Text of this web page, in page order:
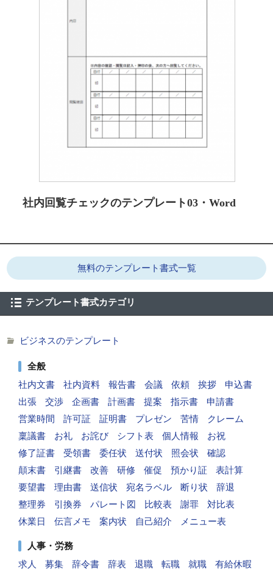
社内回覧チェックのテンプレート03・Word
無料のテンプレート書式一覧
テンプレート書式カテゴリ
ビジネスのテンプレート
全般
社内文書
社内資料 報告書 会議 依頼 挨拶
申込書
出張
交渉 企画書 計画書 提案 指示書
申請書
営業時間
許可証 証明書 プレゼン 苦情
クレーム
稟議書
お礼 お詫び シフト表 個人情報
お祝
修了証書
受領書 委任状 送付状 照会状
確認
顛末書
引継書 改善 研修 催促 預かり証
表計算
要望書
理由書 送信状 宛名ラベル 断り状
辞退
整理券
引換券 パレート図 比較表 謝罪
対比表
休業日
伝言メモ 案内状 自己紹介 メニュー表
人事・労務
求人
募集 辞令書 辞表 退職 転職 就職
有給休暇